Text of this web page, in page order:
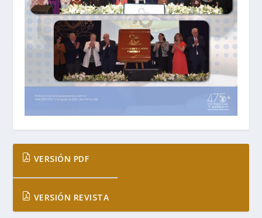
VERSIÓN PDF
VERSIÓN REVISTA